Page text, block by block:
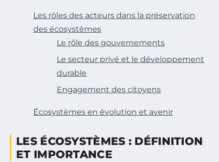
Les rôles des acteurs dans la préservation
des écosystèmes
Le rôle des gouvernements
Le secteur privé et le développement
durable
Engagement des citoyens
Écosystèmes en évolution et avenir
LES ÉCOSYSTÈMES : DÉFINITION
ET IMPORTANCE